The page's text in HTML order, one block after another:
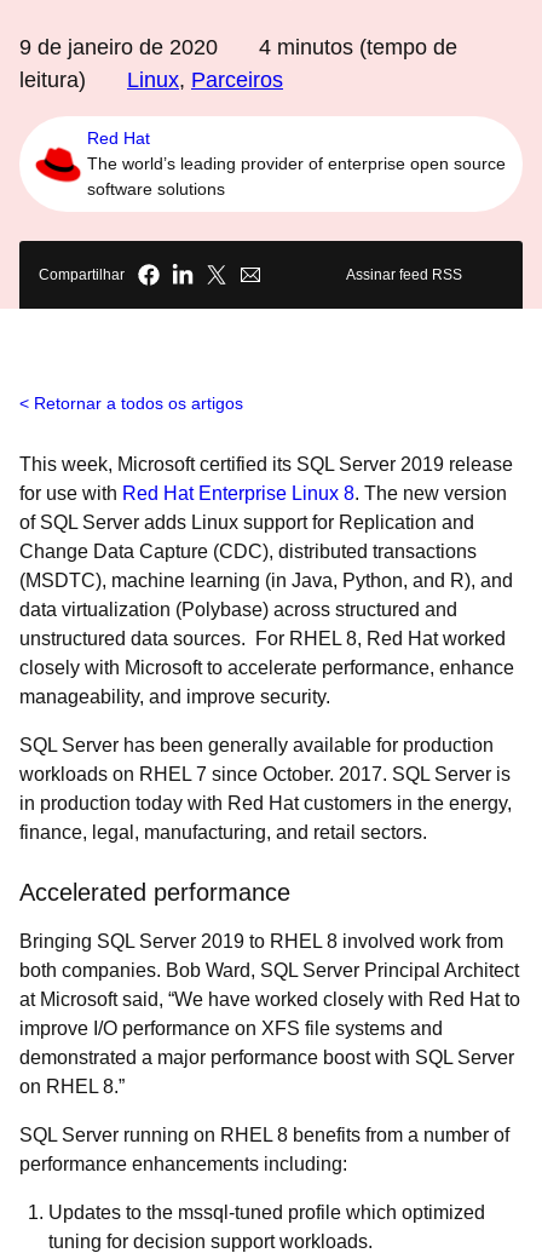
9 de janeiro de 2020 4 minutos (tempo de
leitura)
Linux, Parceiros
Red Hat
The world’s leading provider of enterprise open source
software solutions
Compartilhar Assinar feed RSS
Retornar a todos os artigos
This week, Microsoft certified its SQL Server 2019 release
for use with Red Hat Enterprise Linux 8. The new version
of SQL Server adds Linux support for Replication and
Change Data Capture (CDC), distributed transactions
(MSDTC), machine learning (in Java, Python, and R), and
data virtualization (Polybase) across structured and
unstructured data sources. For RHEL 8, Red Hat worked
closely with Microsoft to accelerate performance, enhance
manageability, and improve security.
SQL Server has been generally available for production
workloads on RHEL 7 since October. 2017. SQL Server is
in production today with Red Hat customers in the energy,
finance, legal, manufacturing, and retail sectors.
Accelerated performance
Bringing SQL Server 2019 to RHEL 8 involved work from
both companies. Bob Ward, SQL Server Principal Architect
at Microsoft said, “We have worked closely with Red Hat to
improve I/O performance on XFS file systems and
demonstrated a major performance boost with SQL Server
on RHEL 8.”
SQL Server running on RHEL 8 benefits from a number of
performance enhancements including:
Updates to the mssql-tuned profile which optimized
tuning for decision support workloads.